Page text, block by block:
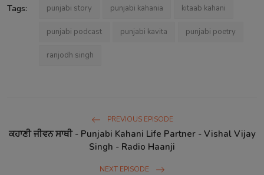
Tags: punjabi story punjabi kahania kitaab kahani
punjabi podcast punjabi kavita punjabi poetry
ranjodh singh
PREVIOUS EPISODE
ਕਹਾਣੀ ਜੀਵਨ ਸਾਥੀ - Punjabi Kahani Life Partner - Vishal Vijay
Singh - Radio Haanji
NEXT EPISODE